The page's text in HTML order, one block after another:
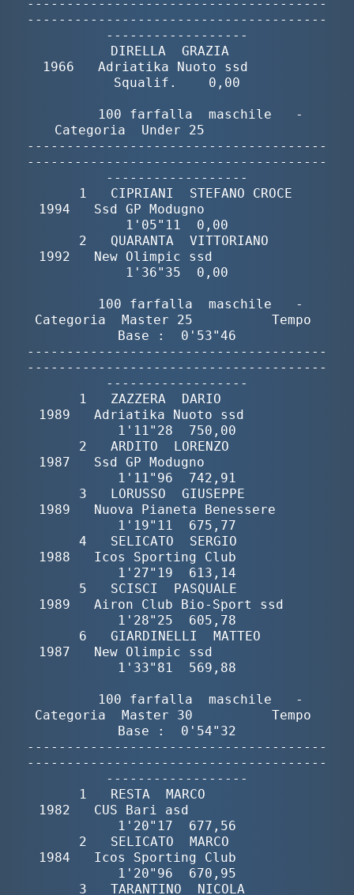
--------------------------------------
--------------------------------------
------------------
           DIRELLA  GRAZIA
1966   Adriatika Nuoto ssd
Squalif.    0,00
        100 farfalla  maschile   -
Categoria  Under 25
--------------------------------------
--------------------------------------
------------------
       1   CIPRIANI  STEFANO CROCE
1994   Ssd GP Modugno
1'05"11  0,00
       2   QUARANTA  VITTORIANO
1992   New Olimpic ssd
1'36"35  0,00
        100 farfalla  maschile   -
Categoria  Master 25          Tempo
Base :  0'53"46
--------------------------------------
--------------------------------------
------------------
       1   ZAZZERA  DARIO
1989   Adriatika Nuoto ssd
1'11"28  750,00
       2   ARDITO  LORENZO
1987   Ssd GP Modugno
1'11"96  742,91
       3   LORUSSO  GIUSEPPE
1989   Nuova Pianeta Benessere
1'19"11  675,77
       4   SELICATO  SERGIO
1988   Icos Sporting Club
1'27"19  613,14
       5   SCISCI  PASQUALE
1989   Airon Club Bio-Sport ssd
1'28"25  605,78
       6   GIARDINELLI  MATTEO
1987   New Olimpic ssd
1'33"81  569,88
        100 farfalla  maschile   -
Categoria  Master 30          Tempo
Base :  0'54"32
--------------------------------------
--------------------------------------
------------------
       1   RESTA  MARCO
1982   CUS Bari asd
1'20"17  677,56
       2   SELICATO  MARCO
1984   Icos Sporting Club
1'20"96  670,95
       3   TARANTINO  NICOLA